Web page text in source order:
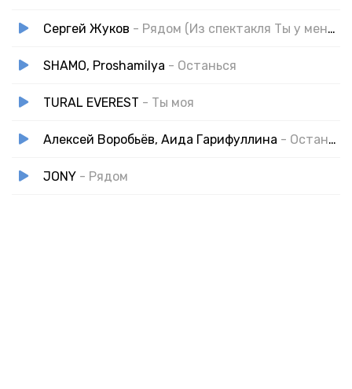
Сергей Жуков - Рядом (Из спектакля Ты у меня одна)
SHAMO, Proshamilya - Останься
TURAL EVEREST - Ты моя
Алексей Воробьёв, Аида Гарифуллина - Останься со мной
JONY - Рядом